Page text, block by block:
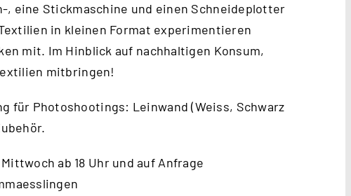
eine Stickmaschine und einen Schneideplotter
in kleinen Format experimentieren
mit. Im Hinblick auf nachhaltigen Konsum,
mitbringen!
für Photoshootings: Leinwand (Weiss, Schwarz
ab 18 Uhr und auf Anfrage